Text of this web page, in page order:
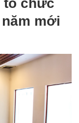
tổ chức
mới